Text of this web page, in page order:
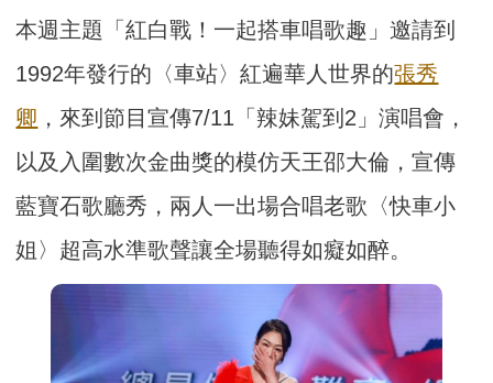
本週主題「紅白戰！一起搭車唱歌趣」邀請到
1992年發行的〈車站〉紅遍華人世界的張秀
卿 ，來到節目宣傳7/11「辣妹駕到2」演唱會，
以及入圍數次金曲獎的模仿天王邵大倫，宣傳
藍寶石歌廳秀，兩人一出場合唱老歌〈快車小
姐〉超高水準歌聲讓全場聽得如癡如醉。